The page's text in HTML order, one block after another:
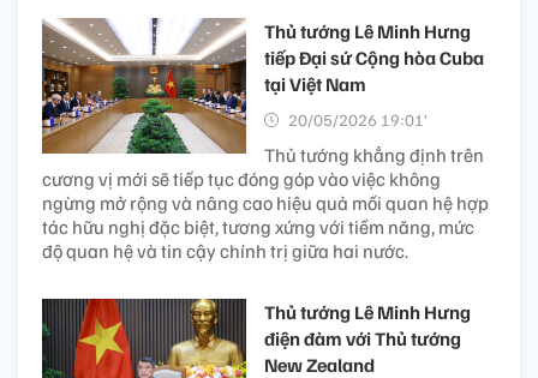
Thủ tướng Lê Minh Hưng
tiếp Đại sứ Cộng hòa Cuba
tại Việt Nam
20/05/2026 19:01’
Thủ tướng khẳng định trên
cương vị mới sẽ tiếp tục đóng góp vào việc không
ngừng mở rộng và nâng cao hiệu quả mối quan hệ hợp
tác hữu nghị đặc biệt, tương xứng với tiềm năng, mức
độ quan hệ và tin cậy chính trị giữa hai nước.
Thủ tướng Lê Minh Hưng
điện đàm với Thủ tướng
New Zealand